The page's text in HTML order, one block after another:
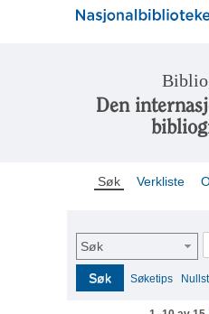
Den
Søk Verkliste
Søk
Søk Søketips